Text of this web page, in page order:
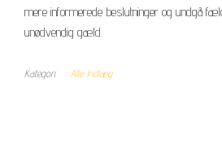
mere informerede beslutninger og undgå
unødvendig gæld.
Kategori Alle Indlæg